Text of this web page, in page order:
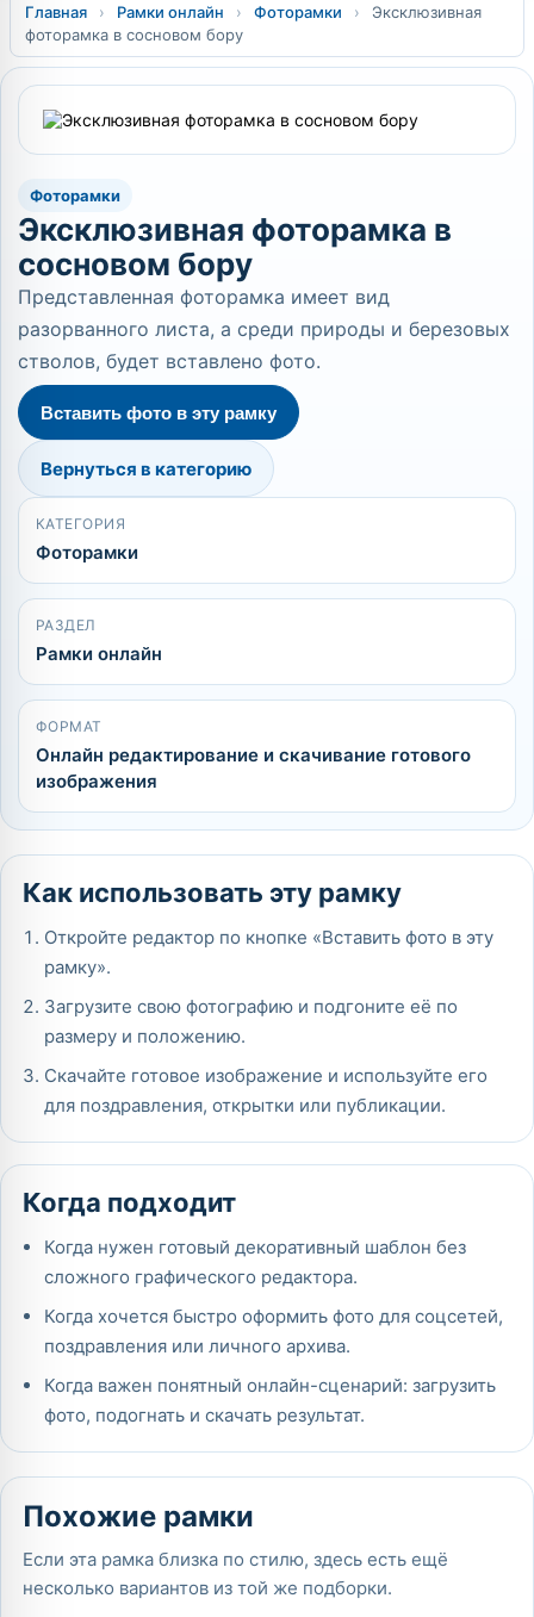
Главная › Рамки онлайн › Фоторамки ›
Эксклюзивная
фоторамка в сосновом бору
Фоторамки
Эксклюзивная фоторамка в
сосновом бору
Представленная фоторамка имеет вид
разорванного листа, а среди природы и березовых
стволов, будет вставлено фото.
Вставить фото в эту рамку
Вернуться в категорию
КАТЕГОРИЯ
Фоторамки
РАЗДЕЛ
Рамки онлайн
ФОРМАТ
Онлайн редактирование и скачивание готового
изображения
Как использовать эту рамку
Откройте редактор по кнопке «Вставить фото в эту
рамку».
Загрузите свою фотографию и подгоните её по
размеру и положению.
Скачайте готовое изображение и используйте его
для поздравления, открытки или публикации.
Когда подходит
Когда нужен готовый декоративный шаблон без
сложного графического редактора.
Когда хочется быстро оформить фото для соцсетей,
поздравления или личного архива.
Когда важен понятный онлайн-сценарий: загрузить
фото, подогнать и скачать результат.
Похожие рамки
Если эта рамка близка по стилю, здесь есть ещё
несколько вариантов из той же подборки.